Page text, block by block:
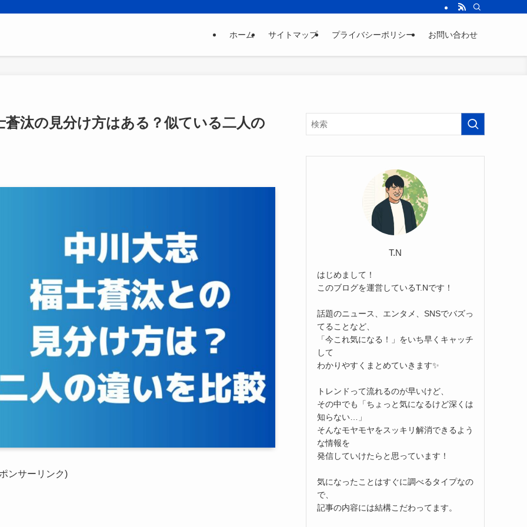
ホーム サイトマップ プライバシーポリシー お問い合わせ
汰の見分け方はある？似ている二人の
ンサーリンク)
T.N
はじめまして！
このブログを運営しているT.Nです！
話題のニュース、エンタメ、SNSでバズっ
てることなど、
「今これ気になる！」をいち早くキャッチ
して
わかりやすくまとめていきます✨
トレンドって流れるのが早いけど、
その中でも「ちょっと気になるけど深くは
知らない…」
そんなモヤモヤをスッキリ解消できるよう
な情報を
発信していけたらと思っています！
気になったことはすぐに調べるタイプなの
で、
記事の内容には結構こだわってます。